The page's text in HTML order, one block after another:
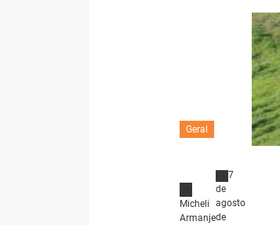
Geral
Micheli
Armanje
7
de
agosto
de